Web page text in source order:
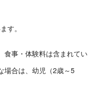
す。
食事・体験料は含まれてい
場合は、幼児（2歳～5